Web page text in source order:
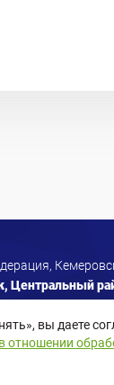
Центральный
вы даете
отношении